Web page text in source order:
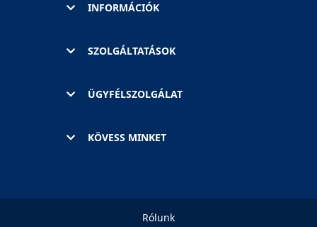
INFORMÁCIÓK
SZOLGÁLTATÁSOK
ÜGYFÉLSZOLGÁLAT
KÖVESS MINKET
Rólunk